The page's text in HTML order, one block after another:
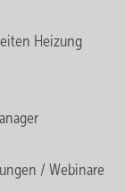
Heizung
/ Webinare